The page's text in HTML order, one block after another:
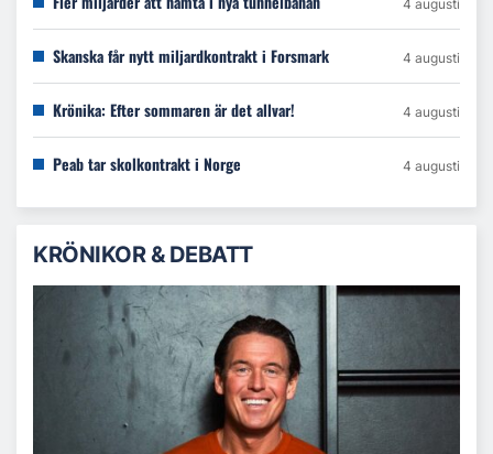
4 augusti
Skanska får nytt miljardkontrakt i Forsmark 4 augusti
Krönika: Efter sommaren är det allvar! 4 augusti
Peab tar skolkontrakt i Norge 4 augusti
KRÖNIKOR & DEBATT